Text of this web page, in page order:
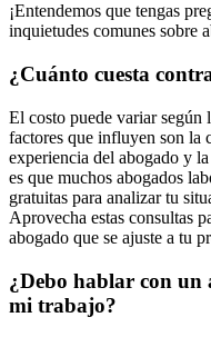
¡Entendemos que tengas
inquietudes comunes sobre
¿Cuánto cuesta
El costo puede variar
factores que influyen son la
experiencia del abogado y
es que muchos abogados
gratuitas para analizar tu
Aprovecha estas consultas
abogado que se ajuste a tu
¿Debo hablar con un
mi trabajo?